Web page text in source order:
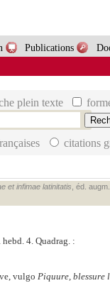
Publications
plein texte
citations
et infimae latinitatis , éd.
4. Quadrag. :
vulgo Piquure, blessure